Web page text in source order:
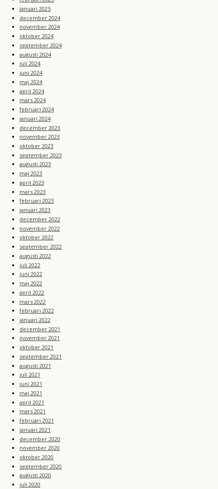
januari 2025
december 2024
november 2024
oktober 2024
september 2024
augusti 2024
juli 2024
juni 2024
maj 2024
april 2024
mars 2024
februari 2024
januari 2024
december 2023
november 2023
oktober 2023
september 2023
augusti 2023
maj 2023
april 2023
mars 2023
februari 2023
januari 2023
december 2022
november 2022
oktober 2022
september 2022
augusti 2022
juli 2022
juni 2022
maj 2022
april 2022
mars 2022
februari 2022
januari 2022
december 2021
november 2021
oktober 2021
september 2021
augusti 2021
juli 2021
juni 2021
maj 2021
april 2021
mars 2021
februari 2021
januari 2021
december 2020
november 2020
oktober 2020
september 2020
augusti 2020
juli 2020